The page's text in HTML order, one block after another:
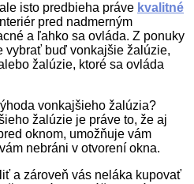
isto predbieha práve kvalitné
pred nadmerným
a ľahko sa ovláda. Z ponuky
vybrať buď vonkajšie žalúzie,
žalúzie, ktoré sa ovláda
vonkajšieho žalúzia?
žalúzie je práve to, že aj
oknom, umožňuje vám
nebráni v otvorení okna.
a zároveň vás neláka kupovať